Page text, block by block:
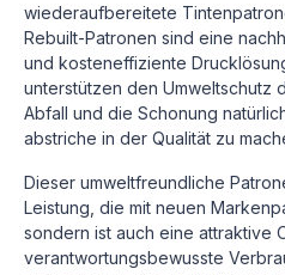
wiederaufbereitete
Rebuilt-Patronen sind eine
und kosteneffiziente
unterstützen den Umweltschutz
Abfall und die Schonung
abstriche in der Qualität zu
Dieser umweltfreundliche
Leistung, die mit neuen
sondern ist auch eine attraktive
verantwortungsbewusste